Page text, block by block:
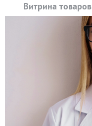
Витрина товаров